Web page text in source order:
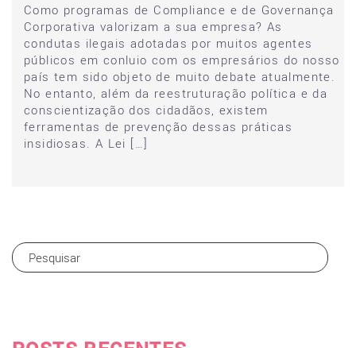
Como programas de Compliance e de Governança
Corporativa valorizam a sua empresa? As
condutas ilegais adotadas por muitos agentes
públicos em conluio com os empresários do nosso
país tem sido objeto de muito debate atualmente.
No entanto, além da reestruturação política e da
conscientização dos cidadãos, existem
ferramentas de prevenção dessas práticas
insidiosas. A Lei […]